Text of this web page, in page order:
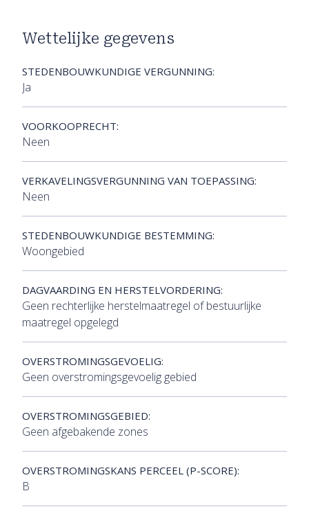
Wettelijke gegevens
STEDENBOUWKUNDIGE VERGUNNING:
Ja
VOORKOOPRECHT:
Neen
VERKAVELINGSVERGUNNING VAN TOEPASSING:
Neen
STEDENBOUWKUNDIGE BESTEMMING:
Woongebied
DAGVAARDING EN HERSTELVORDERING:
Geen rechterlijke herstelmaatregel of bestuurlijke
maatregel opgelegd
OVERSTROMINGSGEVOELIG:
Geen overstromingsgevoelig gebied
OVERSTROMINGSGEBIED:
Geen afgebakende zones
OVERSTROMINGSKANS PERCEEL (P-SCORE):
B